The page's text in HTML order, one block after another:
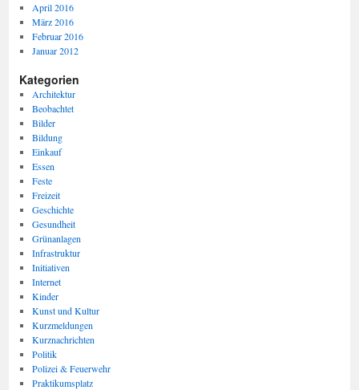
April 2016
März 2016
Februar 2016
Januar 2012
Kategorien
Architektur
Beobachtet
Bilder
Bildung
Einkauf
Essen
Feste
Freizeit
Geschichte
Gesundheit
Grünanlagen
Infrastruktur
Initiativen
Internet
Kinder
Kunst und Kultur
Kurzmeldungen
Kurznachrichten
Politik
Polizei & Feuerwehr
Praktikumsplatz